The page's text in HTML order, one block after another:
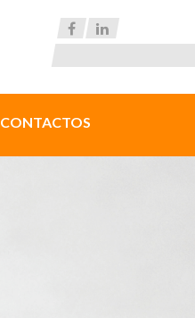
CONTACTOS